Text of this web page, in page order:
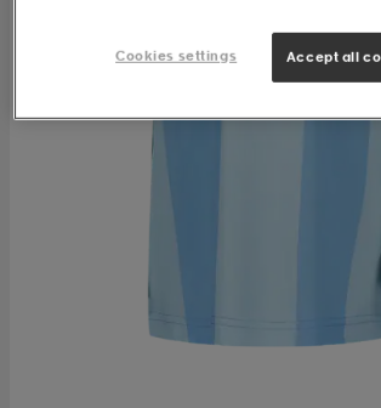
Cookies settings Accept all